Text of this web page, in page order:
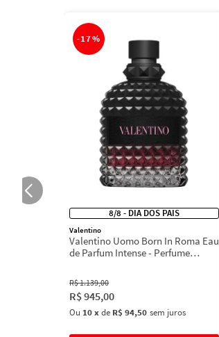
-17%
8/8 - DIA DOS PAIS
Valentino
Valentino Uomo Born In Roma Eau
de Parfum Intense - Perfume
R$1.139,00
R$945,00
Ou 10xde R$ 94,50 sem juros